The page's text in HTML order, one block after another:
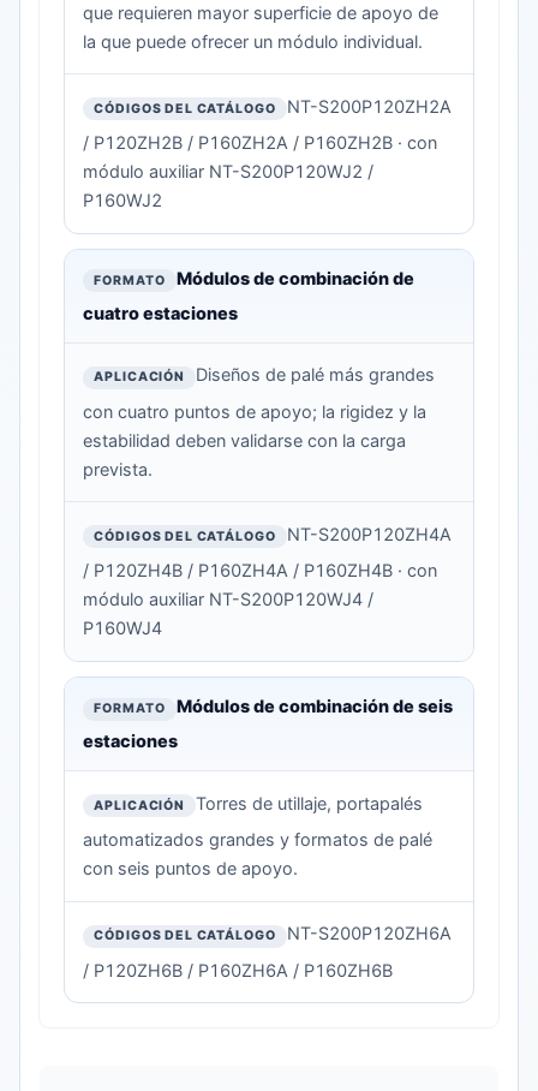
que requieren mayor superficie de apoyo de
la que puede ofrecer un módulo individual.
NT-S200P120ZH2A
/ P120ZH2B / P160ZH2A / P160ZH2B · con
módulo auxiliar NT-S200P120WJ2 /
P160WJ2
Módulos de combinación de
cuatro estaciones
Diseños de palé más grandes
con cuatro puntos de apoyo; la rigidez y la
estabilidad deben validarse con la carga
prevista.
NT-S200P120ZH4A
/ P120ZH4B / P160ZH4A / P160ZH4B · con
módulo auxiliar NT-S200P120WJ4 /
P160WJ4
Módulos de combinación de seis
estaciones
Torres de utillaje, portapalés
automatizados grandes y formatos de palé
con seis puntos de apoyo.
NT-S200P120ZH6A
/ P120ZH6B / P160ZH6A / P160ZH6B